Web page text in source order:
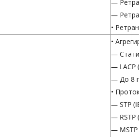
—
—
•
•
—
— LACP
— До 8
•
— STP
— RSTP
— MSTP